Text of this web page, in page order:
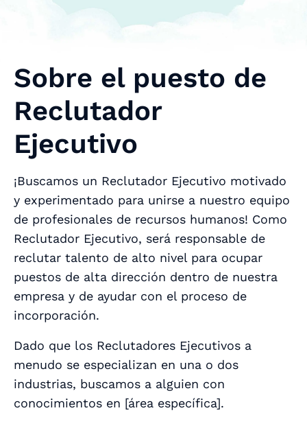
Sobre el puesto de
Reclutador
Ejecutivo
¡Buscamos un Reclutador Ejecutivo motivado
y experimentado para unirse a nuestro equipo
de profesionales de recursos humanos! Como
Reclutador Ejecutivo, será responsable de
reclutar talento de alto nivel para ocupar
puestos de alta dirección dentro de nuestra
empresa y de ayudar con el proceso de
incorporación.
Dado que los Reclutadores Ejecutivos a
menudo se especializan en una o dos
industrias, buscamos a alguien con
conocimientos en [área específica].